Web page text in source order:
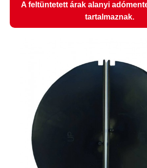
A feltüntetett árak alanyi
tartalmaznak.